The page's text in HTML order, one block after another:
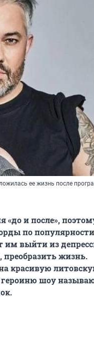
ее жизнь после
и после»,
по
им выйти из
преобразить жизнь.
красивую
шоу